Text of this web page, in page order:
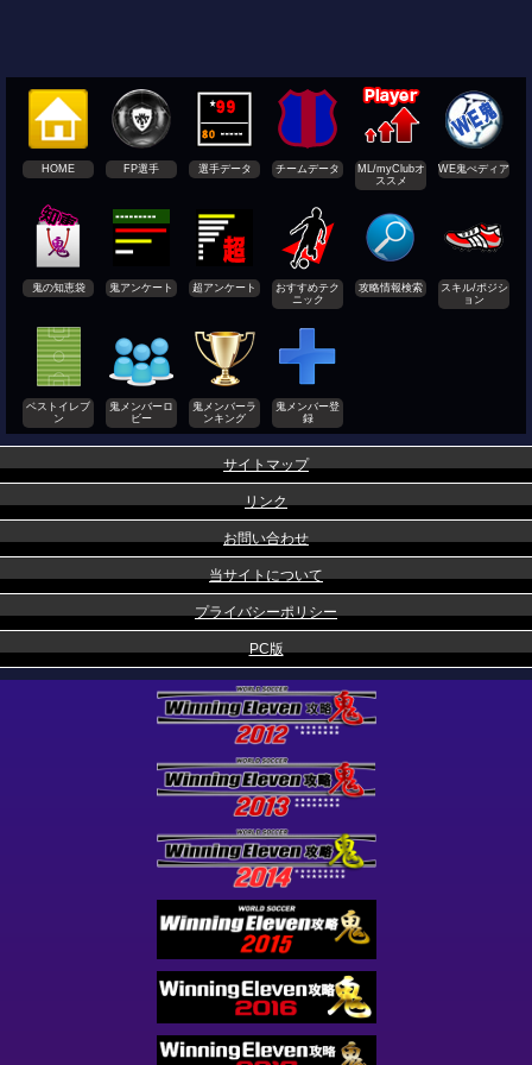
HOME FP選手 選手データ チームデータ
ML/myClubオ
ススメ
WE鬼ぺディア
鬼の知恵袋 鬼アンケート 超アンケート
おすすめテク
ニック
攻略情報検索
スキル/ポジシ
ョン
ベストイレブ
ン
鬼メンバーロ
ビー
鬼メンバーラ
ンキング
鬼メンバー登
録
サイトマップ
リンク
お問い合わせ
当サイトについて
プライバシーポリシー
PC版